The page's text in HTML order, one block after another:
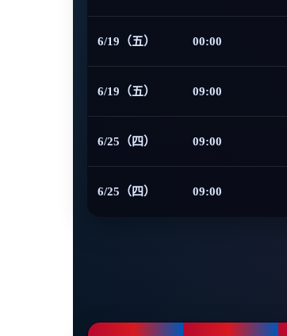
6/19（五） 00:00
6/19（五） 09:00
6/25（四） 09:00
6/25（四） 09:00